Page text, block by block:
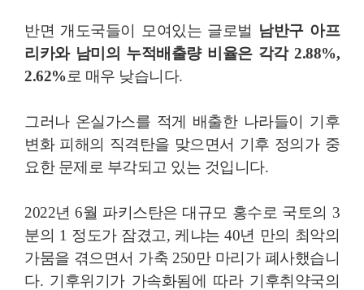
반면 개도국들이 모여있는 글로벌 남반구 아프
리카와 남미의 누적배출량 비율은 각각 2.88%,
2.62%로 매우 낮습니다.
그러나 온실가스를 적게 배출한 나라들이 기후
변화 피해의 직격탄을 맞으면서 기후 정의가 중
요한 문제로 부각되고 있는 것입니다.
2022년 6월 파키스탄은 대규모 홍수로 국토의 3
분의 1 정도가 잠겼고, 케냐는 40년 만의 최악의
가뭄을 겪으면서 가축 250만 마리가 폐사했습니
다. 기후위기가 가속화됨에 따라 기후취약국의